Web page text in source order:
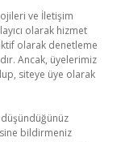
ve İletişim
olarak hizmet
olarak denetleme
Ancak, üyelerimiz
siteye üye olarak
bildirmeniz